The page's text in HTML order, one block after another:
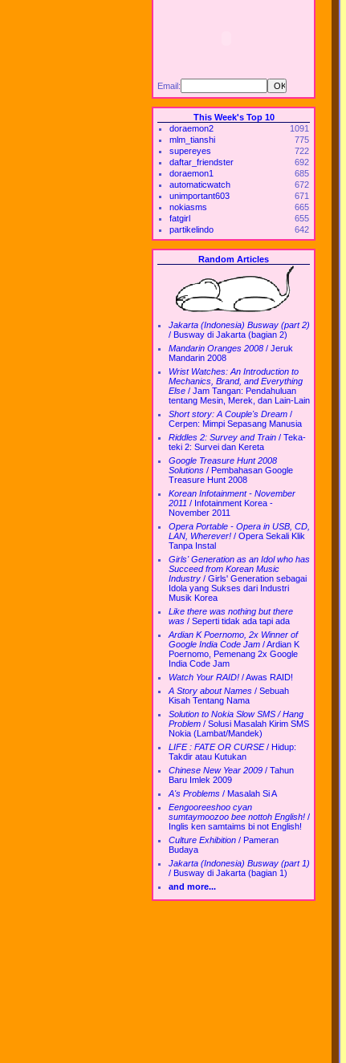
Email:
This Week's Top 10
doraemon2
1091
mlm_tianshi
775
supereyes
722
daftar_friendster
692
doraemon1
685
automaticwatch
672
unimportant603
671
nokiasms
665
fatgirl
655
partikelindo
642
Random Articles
Jakarta (Indonesia) Busway (part 2)
/ Busway di Jakarta (bagian 2)
Mandarin Oranges 2008 / Jeruk
Mandarin 2008
Wrist Watches: An Introduction to
Mechanics, Brand, and Everything
Else / Jam Tangan: Pendahuluan
tentang Mesin, Merek, dan Lain-Lain
Short story: A Couple's Dream /
Cerpen: Mimpi Sepasang Manusia
Riddles 2: Survey and Train / Teka-
teki 2: Survei dan Kereta
Google Treasure Hunt 2008
Solutions / Pembahasan Google
Treasure Hunt 2008
Korean Infotainment - November
2011 / Infotainment Korea -
November 2011
Opera Portable - Opera in USB, CD,
LAN, Wherever! / Opera Sekali Klik
Tanpa Instal
Girls' Generation as an Idol who has
Succeed from Korean Music
Industry / Girls' Generation sebagai
Idola yang Sukses dari Industri
Musik Korea
Like there was nothing but there
was / Seperti tidak ada tapi ada
Ardian K Poernomo, 2x Winner of
Google India Code Jam /Ardian K
Poernomo, Pemenang 2x Google
India Code Jam
Watch Your RAID! /Awas RAID!
A Story about Names / Sebuah
Kisah Tentang Nama
Solution to Nokia Slow SMS / Hang
Problem / Solusi Masalah Kirim SMS
Nokia (Lambat/Mandek)
LIFE : FATE OR CURSE/ Hidup:
Takdir atau Kutukan
Chinese New Year 2009 / Tahun
Baru Imlek 2009
A's Problems / Masalah Si A
Eengooreeshoo cyan
sumtaymoozoo bee nottoh English! /
Inglis ken samtaims bi not English!
Culture Exhibition / Pameran
Budaya
Jakarta (Indonesia) Busway (part 1)
/ Busway di Jakarta (bagian 1)
and more...